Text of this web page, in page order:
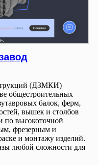
(ДЗМКИ)
общестроительных
балок, ферм,
вышек и столбов
по высокоточной
фрезерным и
и монтажу изделий.
любой сложности для